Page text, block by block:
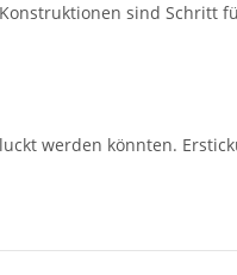
sind Schritt
werden könnten.